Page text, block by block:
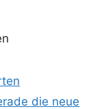
die neue